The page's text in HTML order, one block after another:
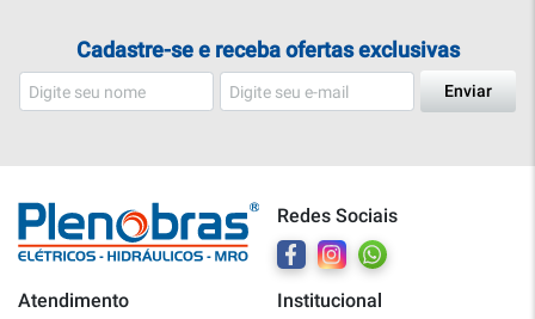
Cadastre-se e receba ofertas exclusivas
Enviar
Redes Sociais
Atendimento Institucional